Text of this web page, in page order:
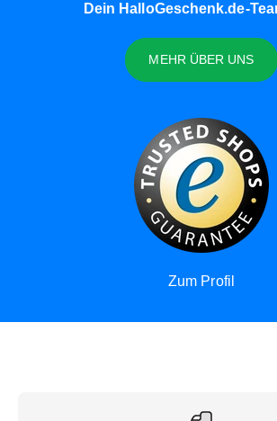
Dein HalloGeschenk.de-
MEHR ÜBER UNS
Zum Profil